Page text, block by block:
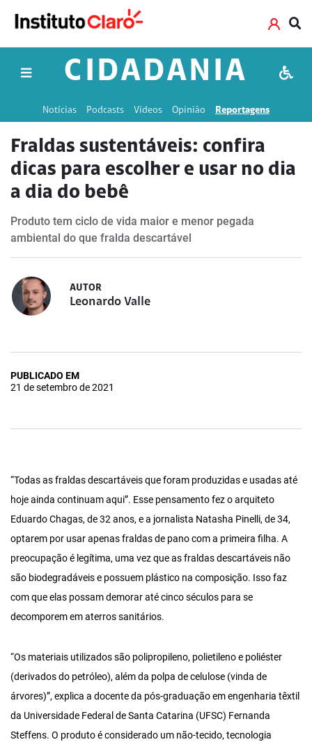
CIDADANIA
Notícias Podcasts Vídeos Opinião Reportagens
Fraldas sustentáveis: confira
dicas para escolher e usar no dia
a dia do bebê
Produto tem ciclo de vida maior e menor pegada
ambiental do que fralda descartável
AUTOR
Leonardo Valle
PUBLICADO EM
21 de setembro de 2021
“Todas as fraldas descartáveis que foram produzidas e usadas até
hoje ainda continuam aqui”. Esse pensamento fez o arquiteto
Eduardo Chagas, de 32 anos, e a jornalista Natasha Pinelli, de 34,
optarem por usar apenas fraldas de pano com a primeira filha. A
preocupação é legítima, uma vez que as fraldas descartáveis não
são biodegradáveis e possuem plástico na composição. Isso faz
com que elas possam demorar até cinco séculos para se
decomporem em aterros sanitários.
“Os materiais utilizados são polipropileno, polietileno e poliéster
(derivados do petróleo), além da polpa de celulose (vinda de
árvores)”, explica a docente da pós-graduação em engenharia têxtil
da Universidade Federal de Santa Catarina (UFSC) Fernanda
Steffens. O produto é considerado um não-tecido, tecnologia